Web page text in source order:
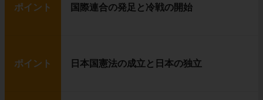
ポイント 国際連合の発足と冷戦の開始
ポイント 日本国憲法の成立と日本の独立